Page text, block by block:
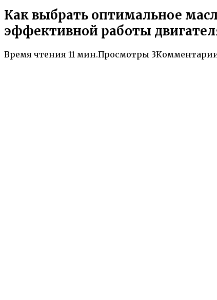
Как выбрать оптимальное
эффективной работы
Время чтения 11 мин.Просмотры 3